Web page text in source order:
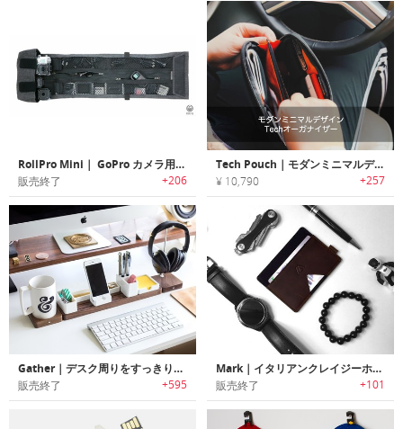
RollPro Mini｜ GoPro カメラ用アクセサリーオーガナイザー「ロールプロミニ」
販売終了 +206
Tech Pouch｜モダンミニマルデザインTechオーガナイザー「テックポーチ」
¥ 10,790 +257
Gather｜デスク周りをすっきりオーガナイズ可能なモジュラーデザインデスクオーガナイザー「ギャザー」
販売終了 +595
Mark｜イタリアンクレイジーホースレザーを使用したミニマリストデザインカードホルダーウォレット「マーク」
販売終了 +101